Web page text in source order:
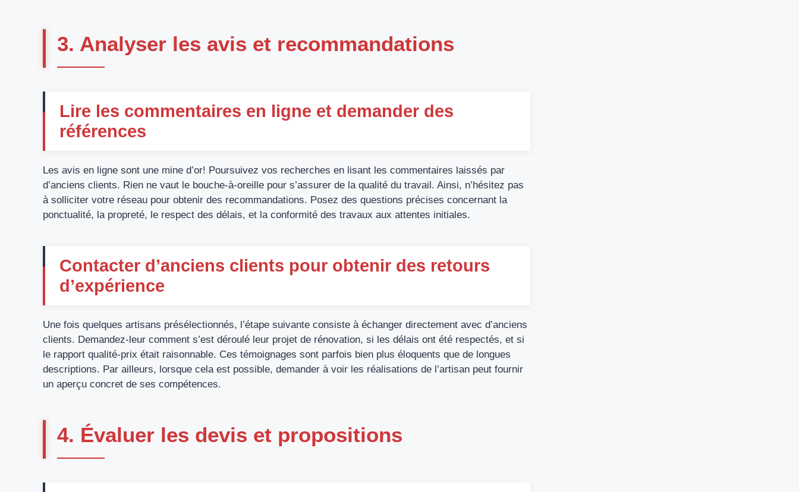
3. Analyser les avis et recommandations
Lire les commentaires en ligne et demander des
références
Les avis en ligne sont une mine d’or! Poursuivez vos recherches en lisant les commentaires laissés par
d’anciens clients. Rien ne vaut le bouche-à-oreille pour s’assurer de la qualité du travail. Ainsi, n’hésitez pas
à solliciter votre réseau pour obtenir des recommandations. Posez des questions précises concernant la
ponctualité, la propreté, le respect des délais, et la conformité des travaux aux attentes initiales.
Contacter d’anciens clients pour obtenir des retours
d’expérience
Une fois quelques artisans présélectionnés, l’étape suivante consiste à échanger directement avec d’anciens
clients. Demandez-leur comment s’est déroulé leur projet de rénovation, si les délais ont été respectés, et si
le rapport qualité-prix était raisonnable. Ces témoignages sont parfois bien plus éloquents que de longues
descriptions. Par ailleurs, lorsque cela est possible, demander à voir les réalisations de l’artisan peut fournir
un aperçu concret de ses compétences.
4. Évaluer les devis et propositions